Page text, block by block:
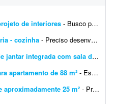
de interiores - Busco profissional de arquitetura ou design de interiores para elaborar o projeto executivo completo da reforma de duas suítes e do ambiente integrado de estar e jantar, com dimensões...
- cozinha - Preciso desenvolver o projeto de móveis da minha casa. Espero que o profissional proponha soluções baseadas nas medidas do ambiente e gere um projeto de corte compatível...
Móveis planejados para sala de jantar integrada com sala de TV
apartamento de 88 m² - Estou em busca de um(a) designer de interiores ou arquiteto(a) para me auxiliar em um projeto online de atualização do meu apartamento. O imóvel tem 88 m² e já est...
25 m² - Preciso fazer o croqui de uma sala de produção de aproximadamente 25 m². Enviarei fotos, medidas e um desenho para que seja feito.